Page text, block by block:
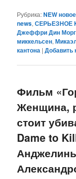
Рубрика:NEW новое
news,СЕРЬЕЗНОЕ
Джеффри Дин
миккельсен,
кантона |Добавить
Фильм
Женщина,
стоит
Dame to